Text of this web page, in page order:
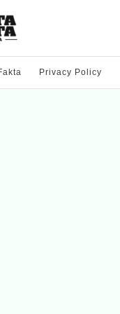
Privacy Policy